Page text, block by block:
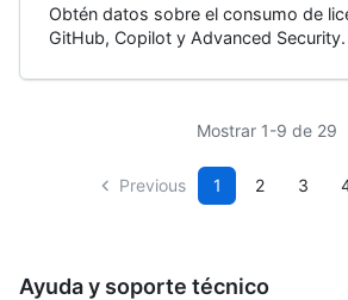
Obtén datos sobre el consumo de
GitHub, Copilot y Advanced Security.
Mostrar 1-9 de 29
Previous 1 2 3
Ayuda y soporte técnico